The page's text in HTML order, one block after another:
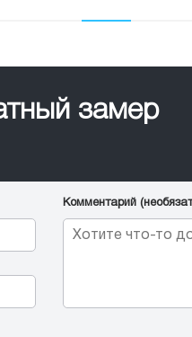
замер
Комментарий